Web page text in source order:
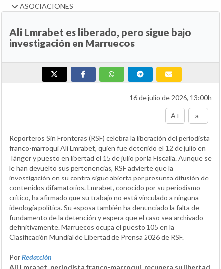
ASOCIACIONES
Ali Lmrabet es liberado, pero sigue bajo
investigación en Marruecos
16 de julio de 2026, 13:00h
A+ a-
Reporteros Sin Fronteras (RSF) celebra la liberación del periodista
franco-marroquí Ali Lmrabet, quien fue detenido el 12 de julio en
Tánger y puesto en libertad el 15 de julio por la Fiscalía. Aunque se
le han devuelto sus pertenencias, RSF advierte que la
investigación en su contra sigue abierta por presunta difusión de
contenidos difamatorios. Lmrabet, conocido por su periodismo
crítico, ha afirmado que su trabajo no está vinculado a ninguna
ideología política. Su esposa también ha denunciado la falta de
fundamento de la detención y espera que el caso sea archivado
definitivamente. Marruecos ocupa el puesto 105 en la
Clasificación Mundial de Libertad de Prensa 2026 de RSF.
PorRedacción
Ali Lmrabet, periodista franco-marroquí, recupera su libertad